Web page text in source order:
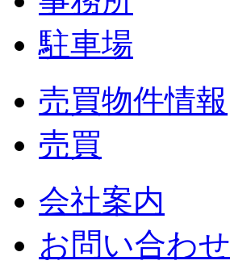
駐車場
売買物件情報
売買
会社案内
お問い合わせ